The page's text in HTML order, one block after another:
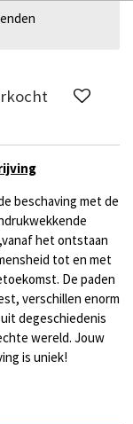
beschaving met de
het ontstaan
tot en met
De paden
verschillen enorm
degeschiedenis
wereld. Jouw
is uniek!